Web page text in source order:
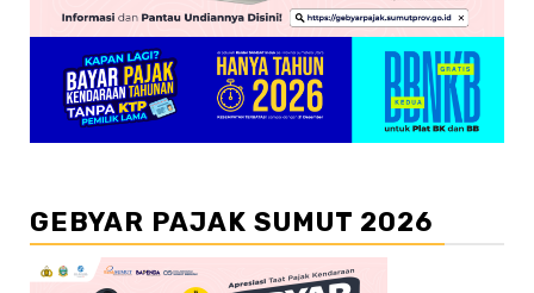
GEBYAR PAJAK SUMUT 2026